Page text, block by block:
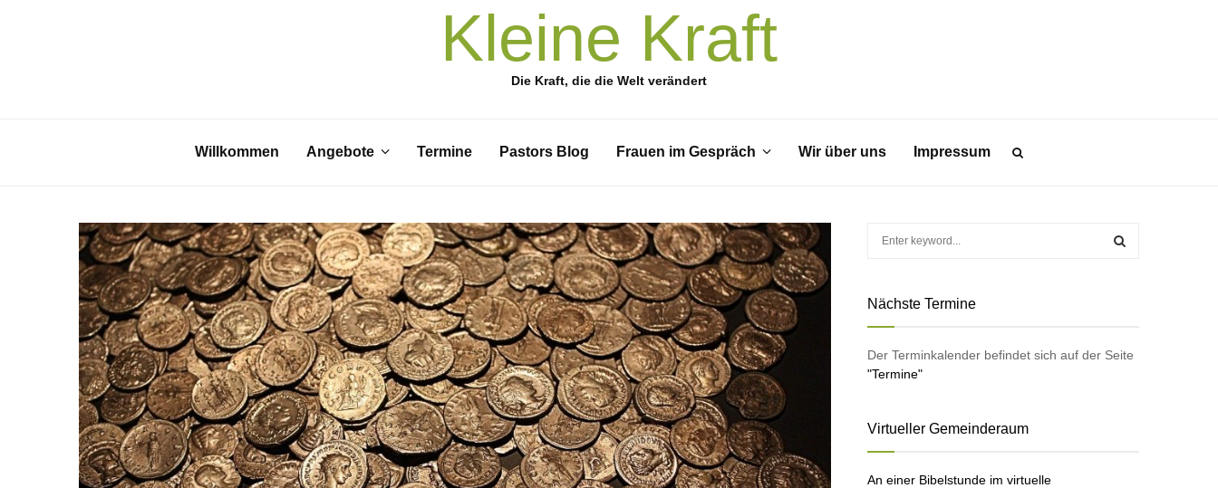
Kleine Kraft
Die Kraft, die die Welt verändert
Willkommen Angebote Termine Pastors Blog Frauen im Gespräch Wir über uns Impressum
c
h
A
Nächste Termine
Der Terminkalender befindet sich auf der Seite
"Termine"
Virtueller Gemeinderaum
An einer Bibelstunde im virtuelle